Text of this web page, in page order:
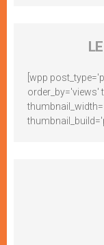
[wpp
order_by='views'